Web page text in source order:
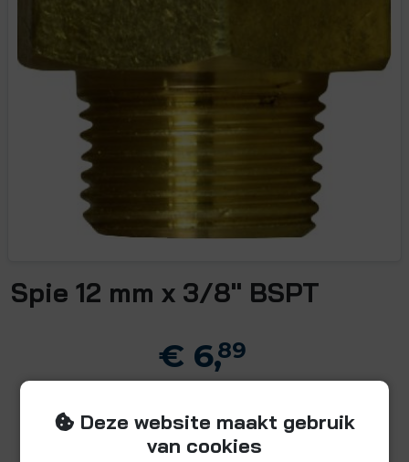
Spie 12 mm x 3/8" BSPT
€ 6,89
Deze website maakt gebruik
van cookies